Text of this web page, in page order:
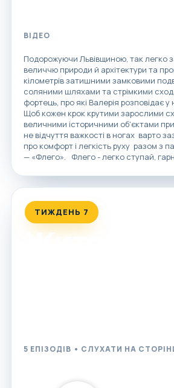
ВІДЕО
Подорожуючи Львівщиною, так легко
величчю природи й архітектури та
кілометрів затишними замковими
соляними шляхами та стрімкими
фортець, про які Валерія розповідає
Щоб кожен крок крутими зарослими
величними історичними об'єктами
не відчуття важкості в ногах варто
про комфорт і легкість руху разом з
— «Флего». Флего - легко ступай,
ТИЖДЕНЬ 7
5 ЕПІЗОДІВ • СЛУХАТИ НА